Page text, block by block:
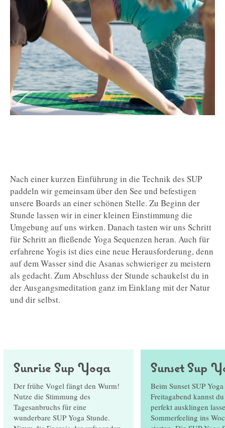
Nach einer kurzen Einführung in die Technik des SUP
paddeln wir gemeinsam über den See und befestigen
unsere Boards an einer schönen Stelle. Zu Beginn der
Stunde lassen wir in einer kleinen Einstimmung die
Umgebung auf uns wirken. Danach tasten wir uns Schritt
für Schritt an fließende Yoga Sequenzen heran. Auch für
erfahrene Yogis ist dies eine neue Herausforderung, denn
auf dem Wasser sind die Asanas schwieriger zu meistern
als gedacht. Zum Abschluss der Stunde schaukelst du in
der Ausgangsmeditation ganz im Einklang mit der Natur
und dir selbst.
Sunrise Sup Yoga
Der frühe Vogel fängt den Wurm!
Nutze die Stimmung des
Tagesanbruchs für eine
wunderbare SUP Yoga Stunde.
Sunset Sup
Beim Sunset SUP
Freitagabend kannst
perfekt ausklingen
Sommerfeeling ins